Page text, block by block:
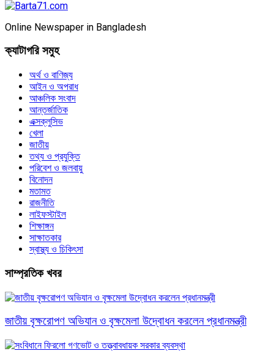
Online Newspaper in Bangladesh
ক্যাটাগরি সমুহ
অর্থ ও বাণিজ্য
আইন ও অপরাধ
আঞ্চলিক সংবাদ
আন্তর্জাতিক
এক্সক্লুসিভ
খেলা
জাতীয়
তথ্য ও প্রযুক্তি
পরিবেশ ও জলবায়ু
বিনোদন
মতামত
রাজনীতি
লাইফস্টাইল
শিক্ষাঙ্গন
সাক্ষাতকার
স্বাস্থ্য ও চিকিৎসা
সাম্প্রতিক খবর
জাতীয় বৃক্ষরোপণ অভিযান ও বৃক্ষমেলা উদ্বোধন করলেন প্রধানমন্ত্রী